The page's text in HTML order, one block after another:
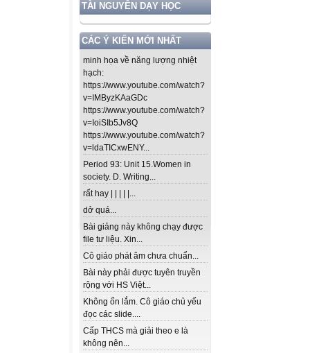
TÀI NGUYÊN DẠY HỌC
CÁC Ý KIẾN MỚI NHẤT
minh họa về năng lượng nhiệt
hạch:
https://www.youtube.com/watch?
v=IMByzKAaGDc
https://www.youtube.com/watch?
v=IoiSIb5Jv8Q
https://www.youtube.com/watch?
v=ldaTICxwENY...
Period 93: Unit 15.Women in
society. D. Writing...
rất hay | | | | |...
dở quá...
Bài giảng này không chạy được
file tư liệu. Xin...
Cô giáo phát âm chưa chuẩn...
Bài này phải được tuyên truyền
rộng với HS Việt...
Không ổn lắm. Cô giáo chủ yếu
đọc các slide....
Cấp THCS mà giải theo e là
không nên...